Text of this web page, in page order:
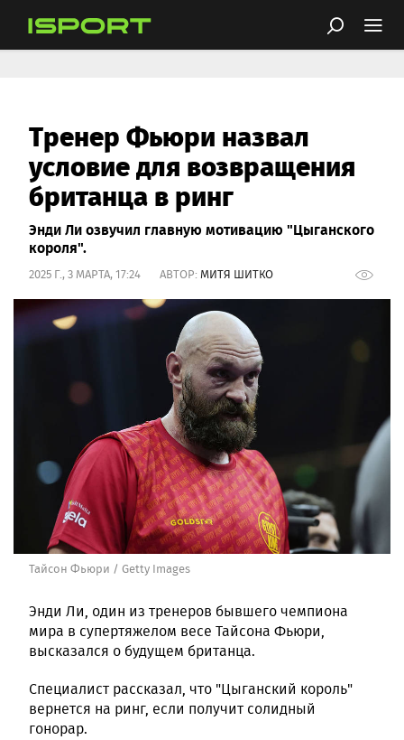
Тренер Фьюри назвал
условие для возвращения
британца в ринг
Энди Ли озвучил главную мотивацию "Цыганского
короля".
2025 Г., 3 МАРТА, 17:24 АВТОР: МИТЯ ШИТКО
Тайсон Фьюри / Getty Images
Энди Ли, один из тренеров бывшего чемпиона
мира в супертяжелом весе Тайсона Фьюри,
высказался о будущем британца.
Специалист рассказал, что "Цыганский король"
вернется на ринг, если получит солидный
гонорар.